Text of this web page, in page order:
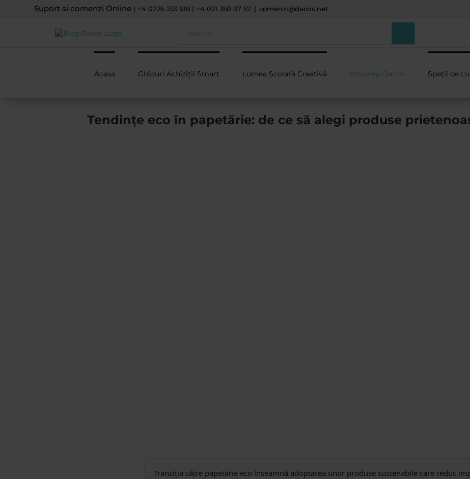
Suport si comenzi Online | +4 0726 233 618 | +4 021 350 67 57 | comenzi@dacris.net
Acasa Ghiduri Achiziții Smart Lumea Școlară Creativă Viziunea Dacris Spații de
Tendințe eco în papetărie: de ce să alegi produse
Tranziția către papetărie eco înseamnă adoptarea unor produse sustenabile care reduc